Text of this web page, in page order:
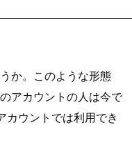
か。このような形態
アカウントの人は今で
カウントでは利用でき